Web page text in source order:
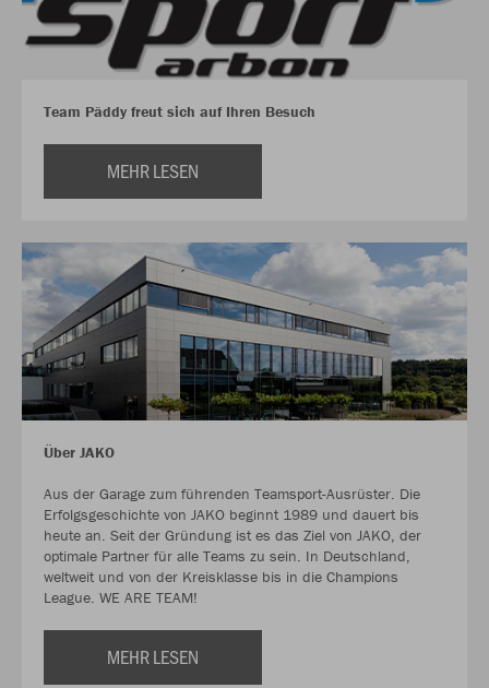
Team Päddy freut sich auf Ihren Besuch
MEHR LESEN
Über JAKO
Aus der Garage zum führenden Teamsport-Ausrüster. Die
Erfolgsgeschichte von JAKO beginnt 1989 und dauert bis
heute an. Seit der Gründung ist es das Ziel von JAKO, der
optimale Partner für alle Teams zu sein. In Deutschland,
weltweit und von der Kreisklasse bis in die Champions
League. WE ARE TEAM!
MEHR LESEN